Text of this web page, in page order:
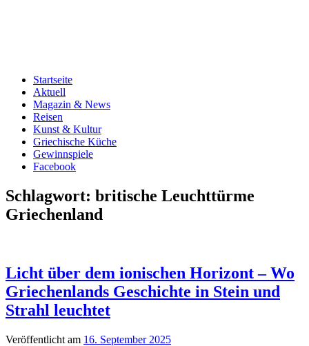
Startseite
Aktuell
Magazin & News
Reisen
Kunst & Kultur
Griechische Küche
Gewinnspiele
Facebook
Schlagwort: britische Leuchttürme
Griechenland
Licht über dem ionischen Horizont – Wo
Griechenlands Geschichte in Stein und
Strahl leuchtet
Veröffentlicht am 16. September 2025